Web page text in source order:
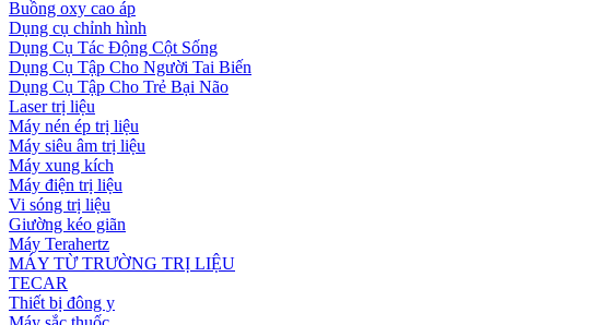
Buồng oxy cao áp
Dụng cụ chỉnh hình
Dụng Cụ Tác Động Cột Sống
Dụng Cụ Tập Cho Người Tai Biến
Dụng Cụ Tập Cho Trẻ Bại Não
Laser trị liệu
Máy nén ép trị liệu
Máy siêu âm trị liệu
Máy xung kích
Máy điện trị liệu
Vi sóng trị liệu
Giường kéo giãn
Máy Terahertz
MÁY TỪ TRƯỜNG TRỊ LIỆU
TECAR
Thiết bị đông y